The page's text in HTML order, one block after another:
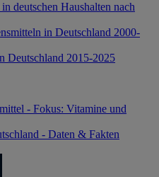
deutschen Haushalten nach
in Deutschland 2000-
Deutschland 2015-2025
- Fokus: Vitamine und
- Daten & Fakten